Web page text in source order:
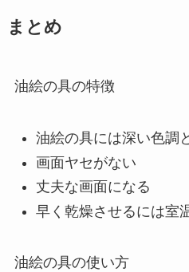
まとめ
油絵の具の特徴
油絵の具には深い色調
画面ヤセがない
丈夫な画面になる
早く乾燥させるには室
油絵の具の使い方